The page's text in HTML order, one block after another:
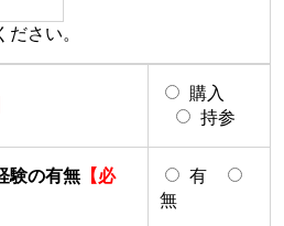
さい。
購入
持参
験の有無 【必
有
無